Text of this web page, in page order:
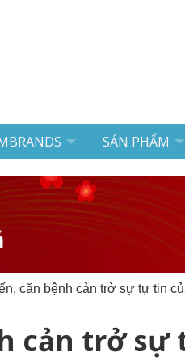
SẢN PHẨM
căn bệnh cản trở sự tự tin
cản trở